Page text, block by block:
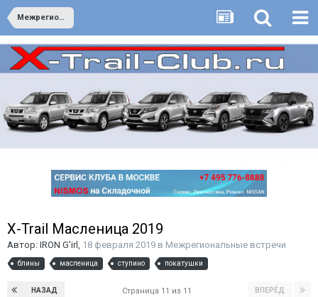
Межрегиональные встречи
X-Trail Масленица 2019
Автор: IRON G'irl 18 февраля 2019 в Межрегиональные встречи
блины масленица ступино покатушки
НАЗАД ВПЕРЁД
Страница 11 из 11